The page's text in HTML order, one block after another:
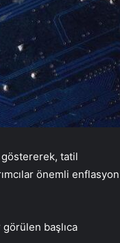
tatil
önemli enflasyon
başlıca